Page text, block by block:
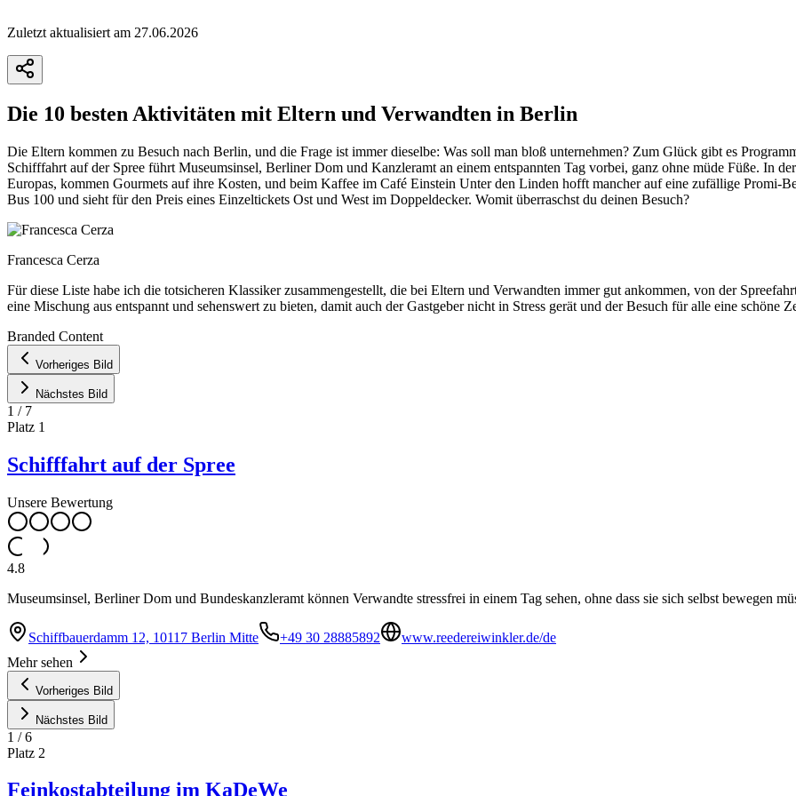
Zuletzt aktualisiert am 27.06.2026
Die 10 besten Aktivitäten mit Eltern und Verwandten in Berlin
Die Eltern kommen zu Besuch nach Berlin, und die Frage ist immer dieselbe: Was soll man bloß unternehmen? Zum Glück gibt es
Schifffahrt auf der Spree führt Museumsinsel, Berliner Dom und Kanzleramt an einem entspannten Tag vorbei, ganz ohne müde Füße. In
Europas, kommen Gourmets auf ihre Kosten, und beim Kaffee im Café Einstein Unter den Linden hofft mancher auf eine zufällige Promi-
Bus 100 und sieht für den Preis eines Einzeltickets Ost und West im Doppeldecker. Womit überraschst du deinen Besuch?
Francesca Cerza
Für diese Liste habe ich die totsicheren Klassiker zusammengestellt, die bei Eltern und Verwandten immer gut ankommen, von der
eine Mischung aus entspannt und sehenswert zu bieten, damit auch der Gastgeber nicht in Stress gerät und der Besuch für alle eine schöne
+
−
Branded Content
Vorheriges Bild
Nächstes Bild
1 / 7
Platz 1
Schifffahrt auf der Spree
Unsere Bewertung
4.8
Museumsinsel, Berliner Dom und Bundeskanzleramt können Verwandte stressfrei in einem Tag sehen, ohne dass sie sich selbst bewegen
Schiffbauerdamm 12, 10117 Berlin Mitte +49 30 28885892
www.reedereiwinkler.de/de
Mehr sehen
Vorheriges Bild
Nächstes Bild
1 /6
Platz 2
Feinkostabteilung im KaDeWe